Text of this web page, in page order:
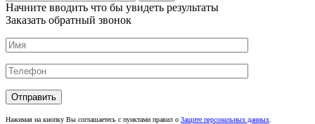
Начните вводить что бы увидеть результаты
Заказать обратный звонок
Нажимая на кнопку Вы соглашаетесь с пунктами правил о Защите персональных данных